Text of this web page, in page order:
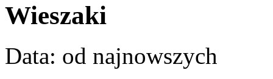
Wieszaki
Data: od najnowszych